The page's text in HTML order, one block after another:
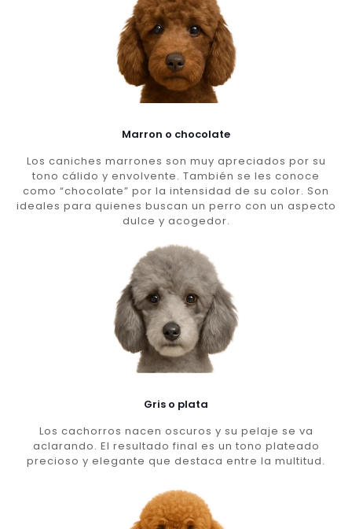
Marron o chocolate
Los caniches marrones son muy apreciados por su
tono cálido y envolvente. También se les conoce
como “chocolate” por la intensidad de su color. Son
ideales para quienes buscan un perro con un aspecto
dulce y acogedor.
Gris o plata
Los cachorros nacen oscuros y su pelaje se va
aclarando. El resultado final es un tono plateado
precioso y elegante que destaca entre la multitud.